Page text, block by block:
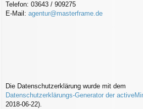
Telefon: 03643 / 909275
E-Mail: agentur@masterframe.de
Die Datenschutzerklärung wurde mit dem
Datenschutzerklärungs-Generator der
2018-06-22).